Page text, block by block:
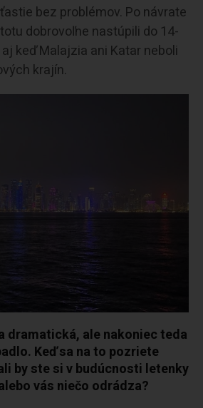
bez problémov. Po návrate
dobrovoľne nastúpili do 14-
keď Malajzia ani Katar neboli
krajín.
dramatická, ale nakoniec teda
Keď sa na to pozriete
by ste si v budúcnosti letenky
vás niečo odrádza?